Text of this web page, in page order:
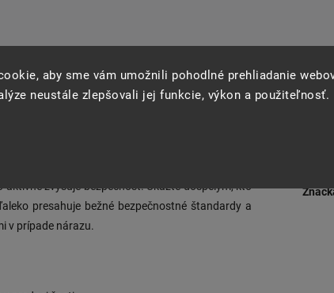
aby sme vám umožnili pohodlné prehliadanie
neustále zlepšovali jej funkcie, výkon a použiteľnosť.
schopná ako jej dospelácke náprotivky. Je to
šiltom, vynikajúcim vetraním a nízkou zadnou
zvyšuje bezpečnosť. Ukážte dospelým, kto
presahuje bežné bezpečnostné štandardy a
v prípade nárazu.